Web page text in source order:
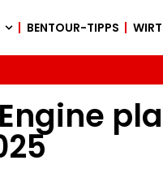
BENTOUR-TIPPS